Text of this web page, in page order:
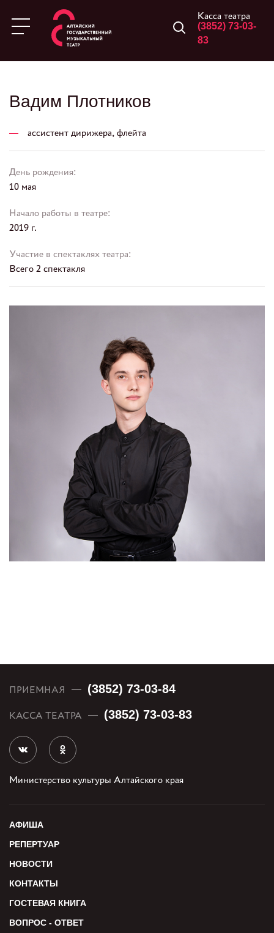
Касса театра
(3852) 73-03-
83
Вадим Плотников
ассистент дирижера, флейта
День рождения:
10 мая
Начало работы в театре:
2019 г.
Участие в спектаклях театра:
Всего 2 спектакля
ПРИЕМНАЯ (3852) 73-03-84
КАССА ТЕАТРА (3852) 73-03-83
Министерство культуры Алтайского края
АФИША
РЕПЕРТУАР
НОВОСТИ
КОНТАКТЫ
ГОСТЕВАЯ КНИГА
ВОПРОС - ОТВЕТ